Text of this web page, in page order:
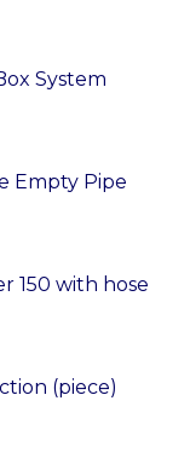
System
Empty Pipe
150 with hose
(piece)